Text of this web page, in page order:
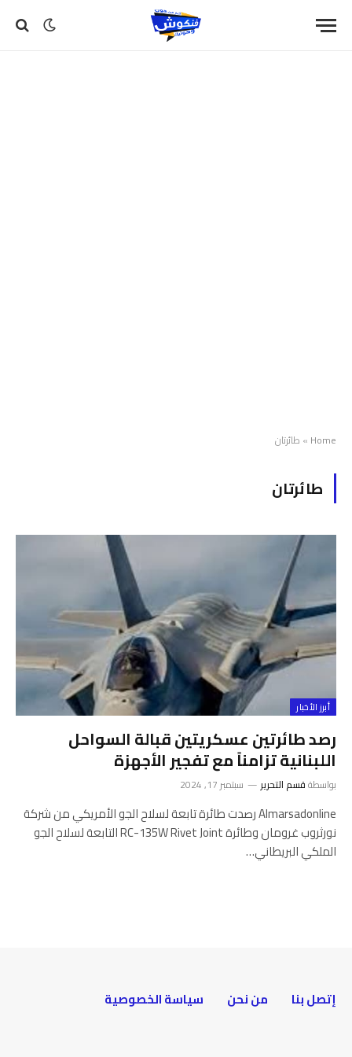
Home
» طائرتان
طائرتان
أبرز الأخبار
رصد طائرتين عسكريتين قبالة السواحل
اللبنانية تزامناً مع تفجير الأجهزة
بواسطةقسم التحرير سبتمبر 17, 2024
Almarsadonline رصدت طائرة تابعة لسلاح الجو الأمريكي من شركة
نورثروب غرومان وطائرة RC-135W Rivet Joint التابعة لسلاح الجو
الملكي البريطاني…
إتصل بنا من نحن سياسة الخصوصية